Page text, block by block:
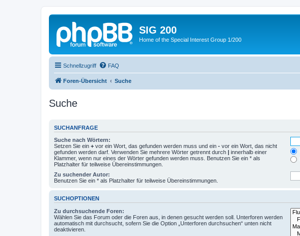
SIG 200
Home of the Special Interest Group 1/200
Schnellzugriff FAQ
Foren-Übersicht Suche
Suche
SUCHANFRAGE
Suche nach Wörtern:
Setzen Sie ein + vor ein Wort, das gefunden werden muss und ein - vor ein Wort, das nicht
gefunden werden darf. Verwenden Sie mehrere Wörter getrennt durch | innerhalb einer
Klammer, wenn nur eines der Wörter gefunden werden muss. Benutzen Sie ein * als
Platzhalter für teilweise Übereinstimmungen.
Zu suchender Autor:
Benutzen Sie ein * als Platzhalter für teilweise Übereinstimmungen.
SUCHOPTIONEN
Zu durchsuchende Foren:
Wählen Sie das Forum oder die Foren aus, in denen gesucht werden soll. Unterforen werden
automatisch mit durchsucht, sofern Sie die Option „Unterforen durchsuchen“ unten nicht
deaktivieren.